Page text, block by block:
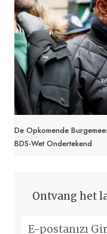
De Opkomende
BDS-Wet Ondertekend
Ontvang het